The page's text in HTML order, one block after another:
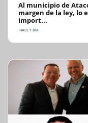
Al municipio de
margen de la ley, lo
import...
HACE 1 DÍA